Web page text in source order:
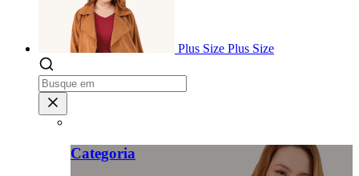
Plus Size Plus Size
Categoria